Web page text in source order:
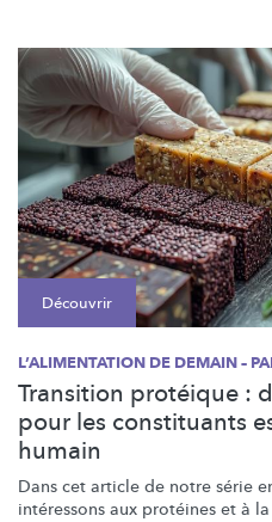
Découvrir
L’ALIMENTATION DE DEMAIN –
Transition protéique :
pour les constituants
humain
Dans cet article de notre série
intéressons aux protéines et à